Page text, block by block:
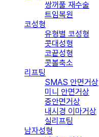
쌍꺼풀 재수술
트임복원
코성형
유형별 코성형
콧대성형
코끝성형
콧볼축소
리프팅
SMAS 안면거상
미니 안면거상
중안면거상
내시경 이마거상
실리프팅
남자성형